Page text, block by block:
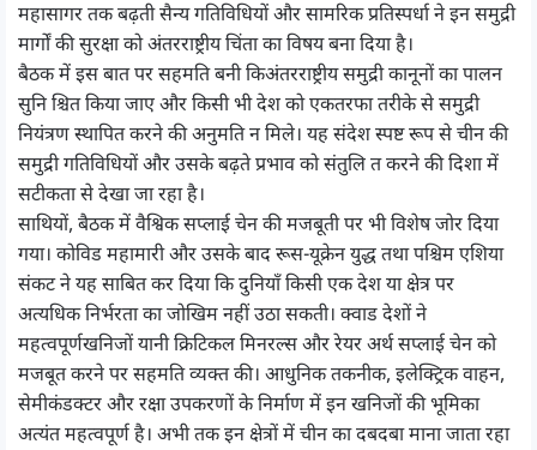
महासागर तक बढ़ती सैन्य गतिविधियों और सामरिक प्रतिस्पर्धा ने इन समुद्री
मार्गों की सुरक्षा को अंतरराष्ट्रीय चिंता का विषय बना दिया है।
बैठक में इस बात पर सहमति बनी किअंतरराष्ट्रीय समुद्री कानूनों का पालन
सुनि श्चित किया जाए और किसी भी देश को एकतरफा तरीके से समुद्री
नियंत्रण स्थापित करने की अनुमति न मिले। यह संदेश स्पष्ट रूप से चीन की
समुद्री गतिविधियों और उसके बढ़ते प्रभाव को संतुलि त करने की दिशा में
सटीकता से देखा जा रहा है।
साथियों, बैठक में वैश्विक सप्लाई चेन की मजबूती पर भी विशेष जोर दिया
गया। कोविड महामारी और उसके बाद रूस-यूक्रेन युद्ध तथा पश्चिम एशिया
संकट ने यह साबित कर दिया कि दुनियाँ किसी एक देश या क्षेत्र पर
अत्यधिक निर्भरता का जोखिम नहीं उठा सकती। क्वाड देशों ने
महत्वपूर्णखनिजों यानी क्रिटिकल मिनरल्स और रेयर अर्थ सप्लाई चेन को
मजबूत करने पर सहमति व्यक्त की। आधुनिक तकनीक, इलेक्ट्रिक वाहन,
सेमीकंडक्टर और रक्षा उपकरणों के निर्माण में इन खनिजों की भूमिका
अत्यंत महत्वपूर्ण है। अभी तक इन क्षेत्रों में चीन का दबदबा माना जाता रहा